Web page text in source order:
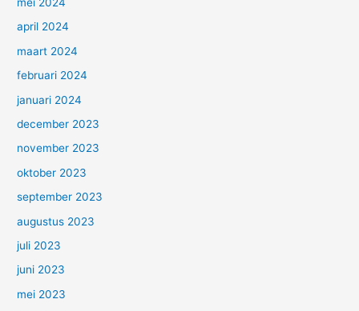
april 2024
maart 2024
februari 2024
januari 2024
december 2023
november 2023
oktober 2023
september 2023
augustus 2023
juli 2023
juni 2023
mei 2023